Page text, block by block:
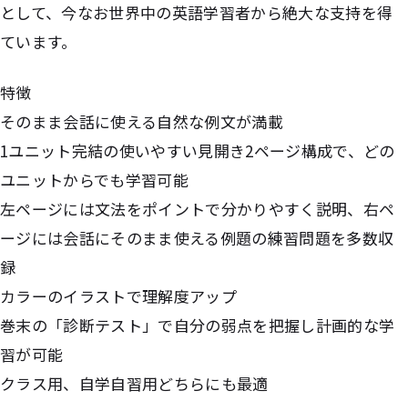
として、今なお世界中の英語学習者から絶大な支持を得
ています。
特徴
そのまま会話に使える自然な例文が満載
1ユニット完結の使いやすい見開き2ページ構成で、どの
ユニットからでも学習可能
左ページには文法をポイントで分かりやすく説明、右ペ
ージには会話にそのまま使える例題の練習問題を多数収
録
カラーのイラストで理解度アップ
巻末の「診断テスト」で自分の弱点を把握し計画的な学
習が可能
クラス用、自学自習用どちらにも最適